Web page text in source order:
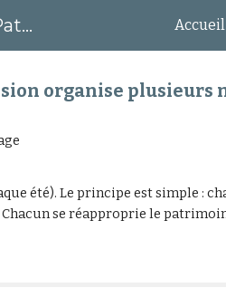
content
Association de Sauvegarde du Patrimoine du Queyras Accueil
organise
été). Le principe est simple
se réapproprie le